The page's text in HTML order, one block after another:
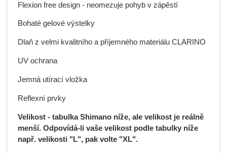
Flexion free design - neomezuje pohyb v zápěstí
Bohaté gelové výstelky
Dlaň z velmi kvalitního a příjemného materiálu CLARINO
UV ochrana
Jemná utírací vložka
Reflexní prvky
Velikost - tabulka Shimano níže, ale velikost je reálně
menší. Odpovídá-li vaše velikost podle tabulky níže
např. velikosti "L", pak volte "XL".